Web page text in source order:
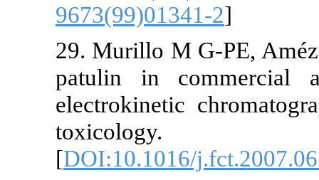
9673(99)01341-2
29. Murillo M G-PE,
patulin in
electrokinetic
toxicology.
[DOI:10.1016/